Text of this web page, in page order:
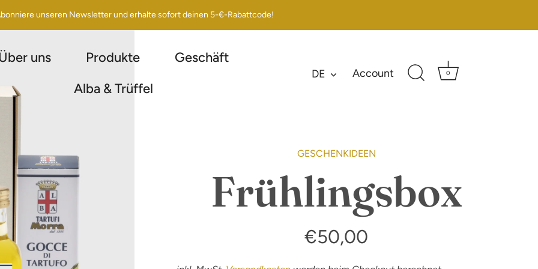
unseren Newsletter und erhalte sofort deinen 5-€-Rabattcode!
uns Produkte
Geschäft
Alba & Trüffel
Sprache
DE Account 0
GESCHENKIDEEN
Frühlingsbox
€50,00